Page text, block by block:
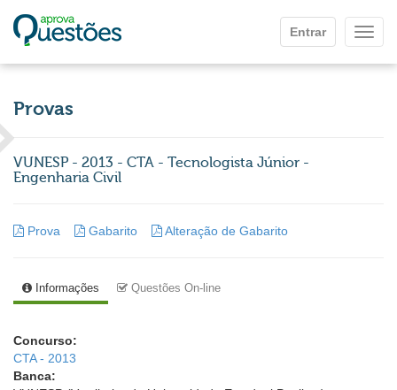
Entrar
Provas
VUNESP - 2013 - CTA - Tecnologista Júnior -
Engenharia Civil
Prova Gabarito Alteração de Gabarito
Informações Questões On-line
Concurso:
CTA - 2013
Banca: